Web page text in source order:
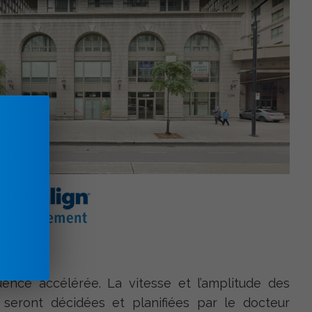
accélérée. La vitesse et l’amplitude des
décidées et planifiées par le docteur